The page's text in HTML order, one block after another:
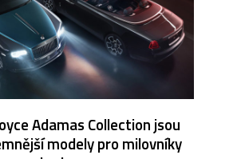
Adamas Collection jsou
modely pro milovníky